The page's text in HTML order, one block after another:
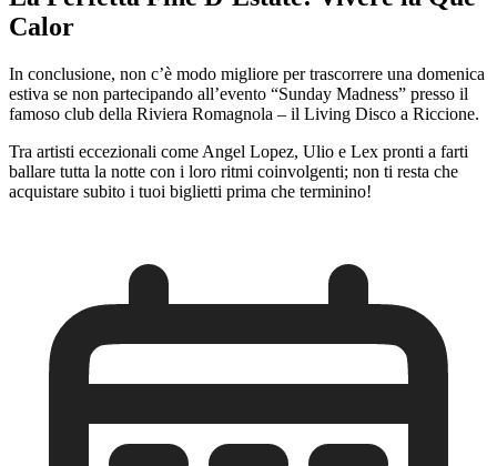
Calor
In conclusione, non c’è modo migliore per trascorrere una domenica
estiva se non partecipando all’evento “Sunday Madness” presso il
famoso club della Riviera Romagnola – il Living Disco a Riccione.
Tra artisti eccezionali come Angel Lopez, Ulio e Lex pronti a farti
ballare tutta la notte con i loro ritmi coinvolgenti; non ti resta che
acquistare subito i tuoi biglietti prima che terminino!